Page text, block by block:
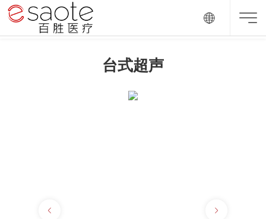
台式超声